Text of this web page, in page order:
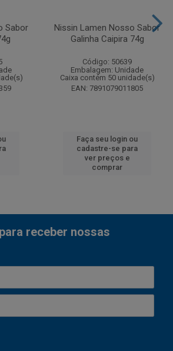
Sabor
Nissin Lamen Nosso Sabor
Galinha Caipira 74g
Código: 50639
Embalagem: Unidade
Caixa contém 50 unidade(s)
EAN: 7891079011805
Faça seu login ou
cadastre-se para
ver preços e
comprar
receber nossas